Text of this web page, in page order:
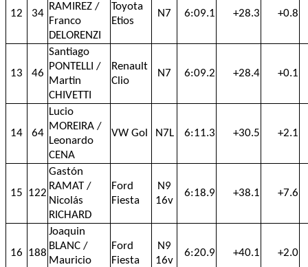
12 34
RAMIREZ /
Franco
DELORENZI
Toyota
Etios
N7 6:09.1 +28.3 +0.8
13 46
Santiago
PONTELLI /
Martin
CHIVETTI
Renault
Clio
N7 6:09.2 +28.4 +0.1
14 64
Lucio
MOREIRA /
Leonardo
CENA
VW Gol N7L 6:11.3 +30.5 +2.1
15 122
Gastón
RAMAT /
Nicolás
RICHARD
Ford
Fiesta
N9
16v
6:18.9 +38.1 +7.6
16 188
Joaquin
BLANC /
Mauricio
Ford
Fiesta
N9
16v
6:20.9 +40.1 +2.0